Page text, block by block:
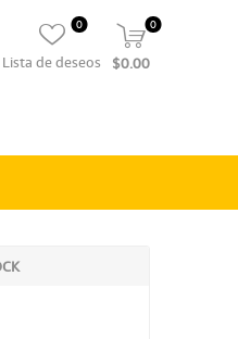
Lista de deseos
0 0
$0.00